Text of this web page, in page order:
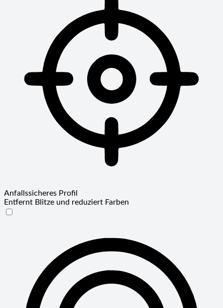
Anfallssicheres Profil
Entfernt Blitze und reduziert Farben